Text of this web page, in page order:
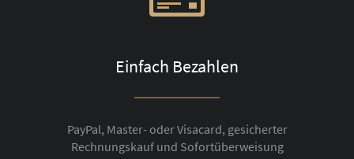
Einfach Bezahlen
PayPal, Master- oder Visacard, gesicherter
Rechnungskauf und Sofortüberweisung